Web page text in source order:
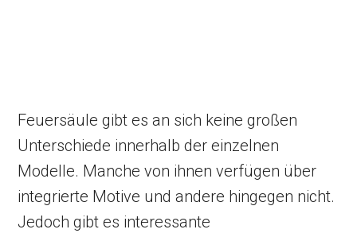
Feuersäule gibt es an sich keine großen
Unterschiede innerhalb der einzelnen
Modelle. Manche von ihnen verfügen über
integrierte Motive und andere hingegen nicht.
Jedoch gibt es interessante